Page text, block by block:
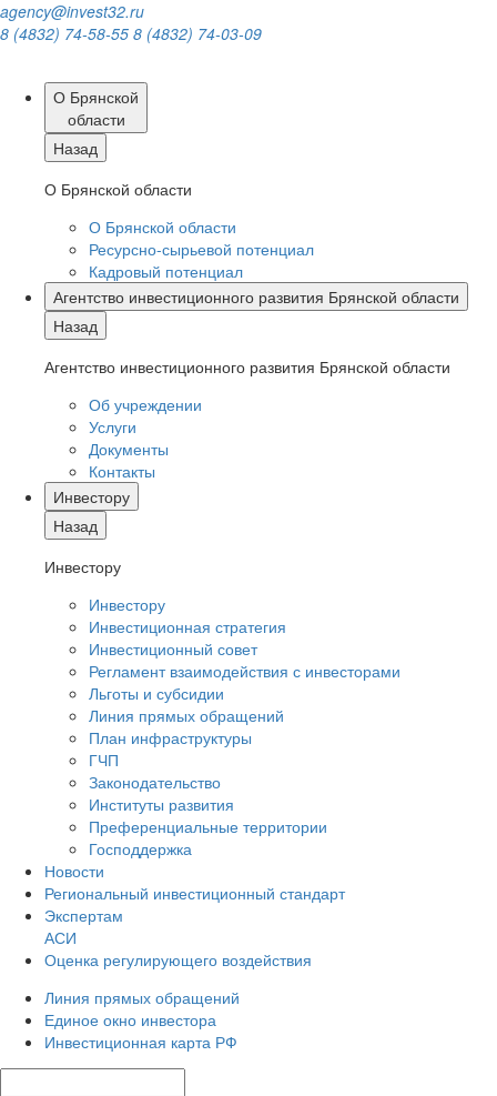
agency@invest32.ru
8 (4832) 74-58-55 8 (4832) 74-03-09
О Брянской
области
Назад
О Брянской области
О Брянской области
Ресурсно-сырьевой потенциал
Кадровый потенциал
Агентство инвестиционного развития Брянской области
Назад
Агентство инвестиционного развития Брянской области
Об учреждении
Услуги
Документы
Контакты
Инвестору
Назад
Инвестору
Инвестору
Инвестиционная стратегия
Инвестиционный совет
Регламент взаимодействия с инвесторами
Льготы и субсидии
Линия прямых обращений
План инфраструктуры
ГЧП
Законодательство
Институты развития
Преференциальные территории
Господдержка
Новости
Региональный инвестиционный стандарт
Экспертам
АСИ
Оценка регулирующего воздействия
Линия прямых обращений
Единое окно инвестора
Инвестиционная карта РФ